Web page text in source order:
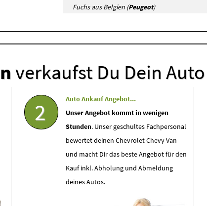
Fuchs aus Belgien (Peugeot)
verkaufst Du Dein
2
Auto Ankauf Angebot...
Unser Angebot kommt in wenigen
Stunden. Unser geschultes Fachpersonal
bewertet deinen Chevrolet Chevy Van
und macht Dir das beste Angebot für den
Kauf inkl. Abholung und Abmeldung
deines Autos.